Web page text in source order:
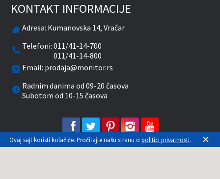
KONTAKT INFORMACIJE
Adresa: Kumanovska 14, Vračar
Telefoni:011/41-14-700
011/41-14-800
Email: prodaja@monitor.rs
Radnim danima od 09-20 časova
Subotom od 10-15 časova
facebook
twitterpinterestinstagramyoutube
Ovaj sajt koristi kolačiće. Pročitajte našu stranu o politici privatnosti. ×